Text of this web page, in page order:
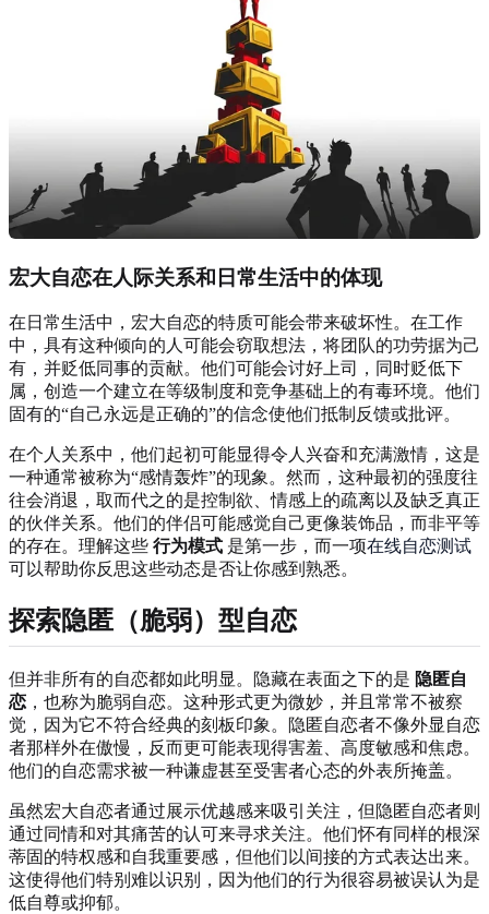
宏大自恋在人际关系和日常生活中的体现
在日常生活中，宏大自恋的特质可能会带来破坏性。在工作
中，具有这种倾向的人可能会窃取想法，将团队的功劳据为己
有，并贬低同事的贡献。他们可能会讨好上司，同时贬低下
属，创造一个建立在等级制度和竞争基础上的有毒环境。他们
固有的“自己永远是正确的”的信念使他们抵制反馈或批评。
在个人关系中，他们起初可能显得令人兴奋和充满激情，这是
一种通常被称为“感情轰炸”的现象。然而，这种最初的强度往
往会消退，取而代之的是控制欲、情感上的疏离以及缺乏真正
的伙伴关系。他们的伴侣可能感觉自己更像装饰品，而非平等
的存在。理解这些 行为模式 是第一步，而一项在线自恋测试
可以帮助你反思这些动态是否让你感到熟悉。
探索隐匿（脆弱）型自恋
但并非所有的自恋都如此明显。隐藏在表面之下的是 隐匿自
恋 ，也称为脆弱自恋。这种形式更为微妙，并且常常不被察
觉，因为它不符合经典的刻板印象。隐匿自恋者不像外显自恋
者那样外在傲慢，反而更可能表现得害羞、高度敏感和焦虑。
他们的自恋需求被一种谦虚甚至受害者心态的外表所掩盖。
虽然宏大自恋者通过展示优越感来吸引关注，但隐匿自恋者则
通过同情和对其痛苦的认可来寻求关注。他们怀有同样的根深
蒂固的特权感和自我重要感，但他们以间接的方式表达出来。
这使得他们特别难以识别，因为他们的行为很容易被误认为是
低自尊或抑郁。